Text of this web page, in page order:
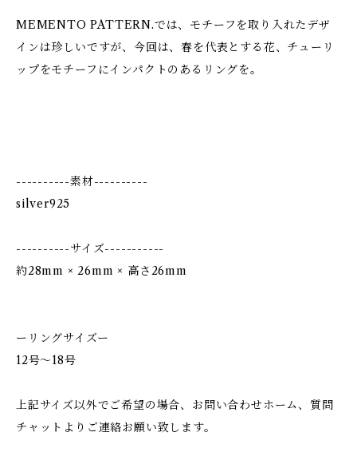
MEMENTO PATTERN.では、モチーフを取り入れたデザ
インは珍しいですが、今回は、春を代表とする花、チューリ
ップをモチーフにインパクトのあるリングを。
----------素材----------
silver925
----------サイズ-----------
約28mm × 26mm × 高さ26mm
ーリングサイズー
12号〜18号
上記サイズ以外でご希望の場合、お問い合わせホーム、質問
チャットよりご連絡お願い致します。